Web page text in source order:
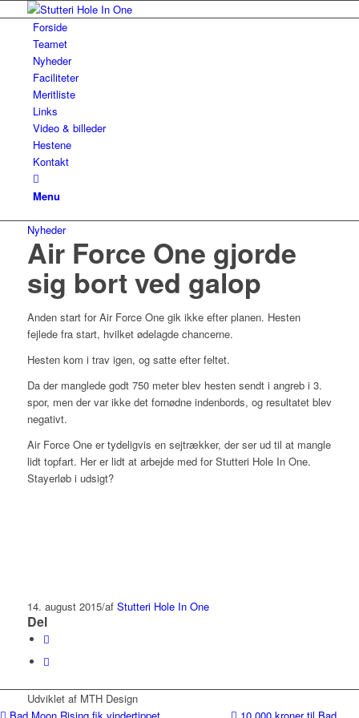
Forside
Teamet
Nyheder
Faciliteter
Meritliste
Links
Video & billeder
Hestene
Kontakt
Menu
Nyheder
Air Force One gjorde
sig bort ved galop
Anden start for Air Force One gik ikke efter planen. Hesten
fejlede fra start, hvilket ødelagde chancerne.
Hesten kom i trav igen, og satte efter feltet.
Da der manglede godt 750 meter blev hesten sendt i angreb i 3.
spor, men der var ikke det fornødne indenbords, og resultatet blev
negativt.
Air Force One er tydeligvis en sejtrækker, der ser ud til at mangle
lidt topfart. Her er lidt at arbejde med for Stutteri Hole In One.
Stayerløb i udsigt?
14. august 2015/af Stutteri Hole In One
Del
Udviklet af MTH Design